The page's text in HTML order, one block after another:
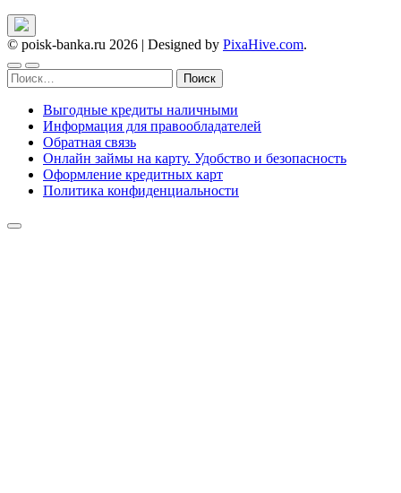
© poisk-banka.ru 2026 | Designed by PixaHive.com.
Найти:
Выгодные кредиты наличными
Информация для правообладателей
Обратная связь
Онлайн займы на карту. Удобство и безопасность
Оформление кредитных карт
Политика конфиденциальности